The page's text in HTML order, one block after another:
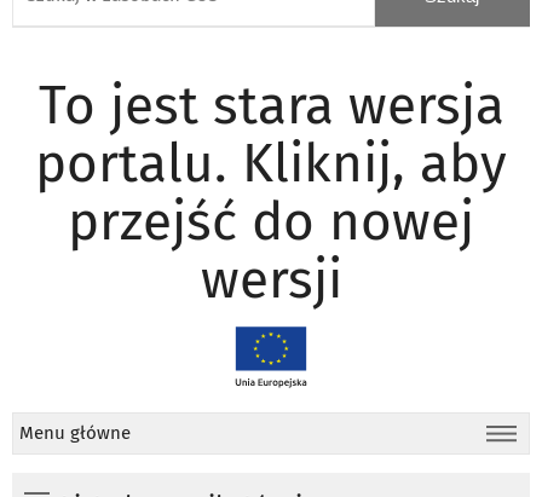
To jest stara wersja
portalu. Kliknij, aby
przejść do nowej
wersji
Menu główne